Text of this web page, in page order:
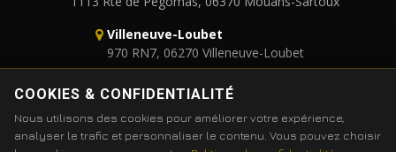
Villeneuve-Loubet
970 RN7, 06270 Villeneuve-Loubet
+33 6 52 96 36 68
COOKIES & CONFIDENTIALITÉ
Nous utilisons des cookies pour améliorer votre expérience,
analyser le trafic et personnaliser le contenu. Vous pouvez choisir